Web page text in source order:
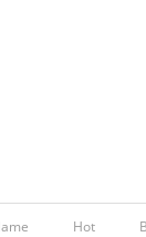
Hot